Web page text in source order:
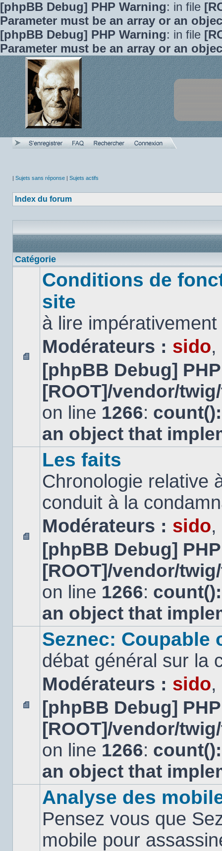
[phpBB Debug] PHP Warning: in file
Parameter must be an array or an
[phpBB Debug] PHP Warning: in file
Parameter must be an array or an
| Sujets sans réponse | Sujets actifs
Index du forum
Catégorie
Aucun
message
non
Conditions de
site
à lire impérativement
Modérateurs : sido,
[phpBB Debug]
[ROOT]/vendor/
on line 1266:
an object that
Aucun
message
non
Les faits
Chronologie relative
conduit à la
Modérateurs : sido,
[phpBB Debug]
[ROOT]/vendor/
on line 1266:
an object that
Aucun
message
non
Seznec: Coupable
débat général sur la
Modérateurs : sido,
[phpBB Debug]
[ROOT]/vendor/
on line 1266:
an object that
Analyse des
Pensez vous que
mobile pour